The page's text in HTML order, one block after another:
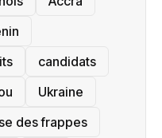
candidats
Ukraine
des frappes